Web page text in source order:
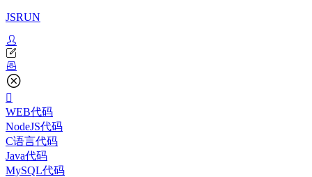
JSRUN
WEB代码
NodeJS代码
C语言代码
Java代码
MySQL代码